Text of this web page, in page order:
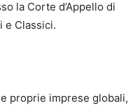
la Corte d’Appello di
e Classici.
proprie imprese globali,